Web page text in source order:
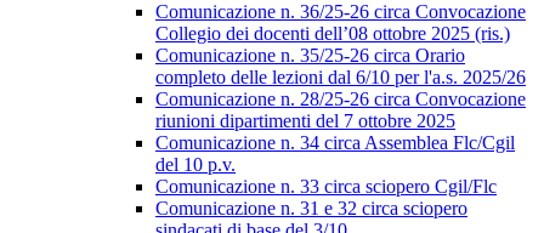
Comunicazione n. 36/25-26 circa Convocazione
Collegio dei docenti dell’08 ottobre 2025 (ris.)
Comunicazione n. 35/25-26 circa Orario
completo delle lezioni dal 6/10 per l'a.s. 2025/26
Comunicazione n. 28/25-26 circa Convocazione
riunioni dipartimenti del 7 ottobre 2025
Comunicazione n. 34 circa Assemblea Flc/Cgil
del 10 p.v.
Comunicazione n. 33 circa sciopero Cgil/Flc
Comunicazione n. 31 e 32 circa sciopero